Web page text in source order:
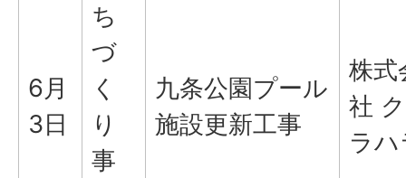
6月
3日
ち
づ
く
り
事
九条公園プール
施設更新工事
株式
社 ク
ラ